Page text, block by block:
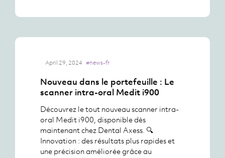
April 29, 2024 #news-fr
Nouveau dans le portefeuille : Le
scanner intra-oral Medit i900
Découvrez le tout nouveau scanner intra-
oral Medit i900, disponible dès
maintenant chez Dental Axess. 🔍
Innovation : des résultats plus rapides et
une précision améliorée grâce au